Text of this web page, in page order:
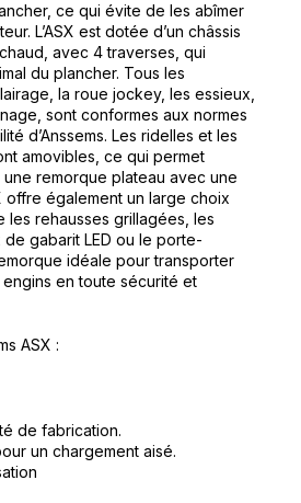
ce qui évite de les abîmer
L’ASX est dotée d’un châssis
avec 4 traverses, qui
du plancher. Tous les
la roue jockey, les essieux,
sont conformes aux normes
d’Anssems. Les ridelles et les
amovibles, ce qui permet
une remorque plateau avec une
offre également un large choix
les rehausses grillagées, les
gabarit LED ou le porte-
idéale pour transporter
en toute sécurité et
ASX :
de fabrication.
un chargement aisé.